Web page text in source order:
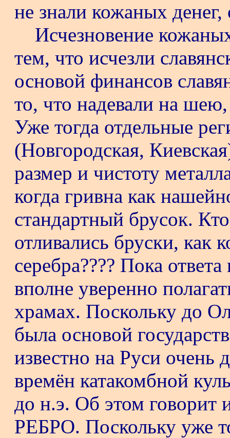
не знали кожаных
Исчезновение
тем, что исчезли
основой финансов
то, что надевали на
Уже тогда отдельные
(Новгородская,
размер и чистоту
когда гривна как
стандартный брусок.
отливались бруски, как
серебра???? Пока
вполне уверенно
храмах. Поскольку до
была основой
известно на Руси очень
времён катакомбной
до н.э. Об этом говорит
РЕБРО. Поскольку уже